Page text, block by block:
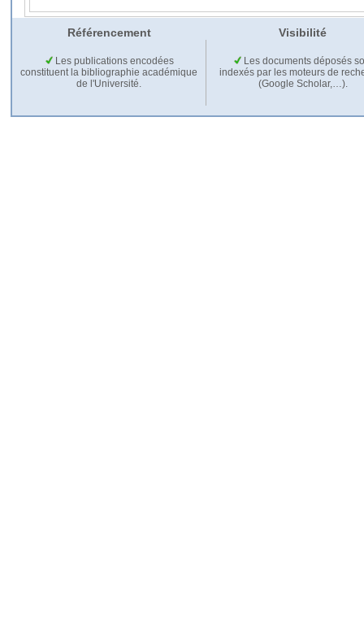
Référencement Visibilité
Les publications encodées
constituent la bibliographie académique
de l'Université.
Les documents déposés
indexés par les moteurs de
(Google Scholar,…).